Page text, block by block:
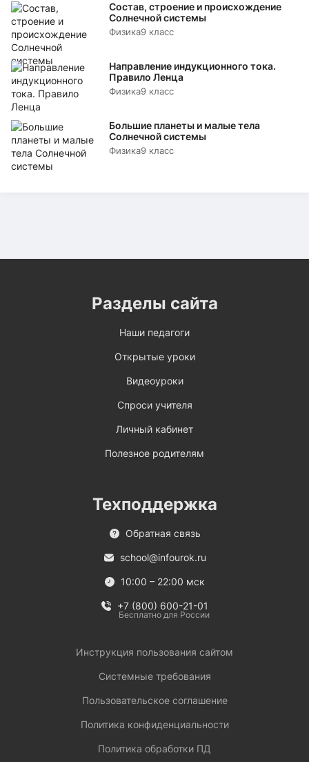
Состав, строение и происхождение
Солнечной системы
Физика9 класс
Направление индукционного тока.
Правило Ленца
Физика9 класс
Большие планеты и малые тела
Солнечной системы
Физика9 класс
Разделы сайта
Наши педагоги
Открытые уроки
Видеоуроки
Спроси учителя
Личный кабинет
Полезное родителям
Техподдержка
Обратная связь
school@infourok.ru
10:00 – 22:00 мск
+7 (800) 600-21-01
Бесплатно для России
Инструкция пользования сайтом
Системные требования
Пользовательское соглашение
Политика конфиденциальности
Политика обработки ПД